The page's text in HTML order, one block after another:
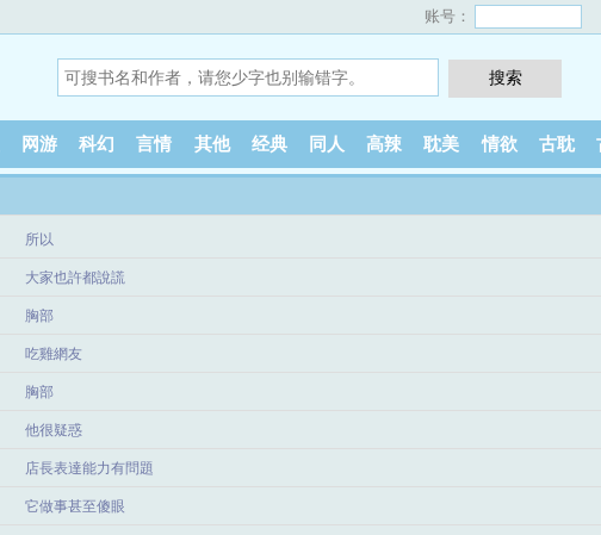
账号：
网游 科幻 言情 其他 经典 同人 高辣 耽美 情欲 古耽
所以
大家也許都說謊
胸部
吃雞網友
胸部
他很疑惑
店長表達能力有問題
它做事甚至傻眼